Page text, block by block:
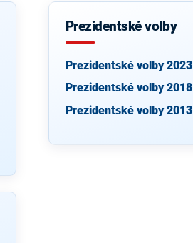
Prezidentské volby
Prezidentské volby 2023
Prezidentské volby 2018
Prezidentské volby 2013